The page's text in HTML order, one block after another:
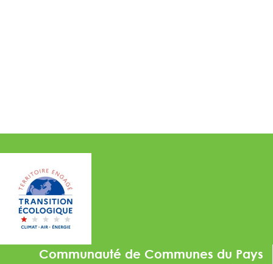
Communauté de Communes du Pays